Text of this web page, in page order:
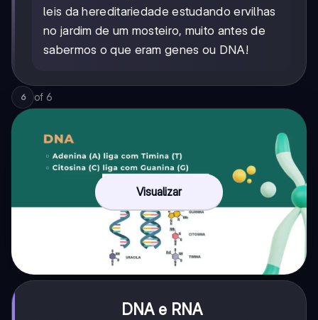
leis da hereditariedade estudando ervilhas
no jardim de um mosteiro, muito antes de
sabermos o que eram genes ou DNA!
6 of 6
Visualizar
DNA e RNA